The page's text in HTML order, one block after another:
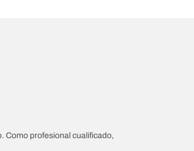
Como profesional cualificado,